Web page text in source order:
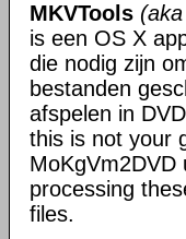
MKVTools (aka
is een OS X
die nodig zijn
bestanden
afspelen in
this is not your
MoKgVm2DVD
processing
files.